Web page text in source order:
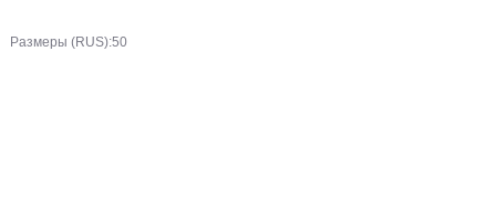
Размеры (RUS):50